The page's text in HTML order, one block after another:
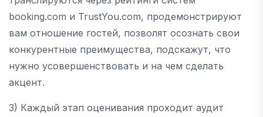
booking.com и TrustYou.com, продемонстрируют
вам отношение гостей, позволят осознать свои
конкурентные преимущества, подскажут, что
нужно усовершенствовать и на чем сделать
акцент.
3) Каждый этап оценивания проходит аудит